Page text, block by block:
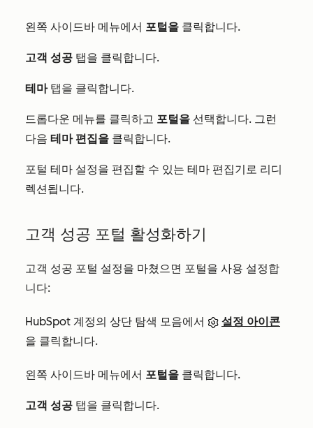
왼쪽 사이드바 메뉴에서 포털을 클릭합니다.
고객 성공 탭을 클릭합니다.
테마탭을 클릭합니다.
드롭다운 메뉴를 클릭하고 포털을 선택합니다. 그런
다음 테마 편집을 클릭합니다.
포털 테마 설정을 편집할 수 있는 테마 편집기로 리디
렉션됩니다.
고객 성공 포털 활성화하기
고객 성공 포털 설정을 마쳤으면 포털을 사용 설정합
니다:
HubSpot 계정의 상단 탐색 모음에서
설정 아이콘
을 클릭합니다.
왼쪽 사이드바 메뉴에서 포털을 클릭합니다.
고객 성공 탭을 클릭합니다.